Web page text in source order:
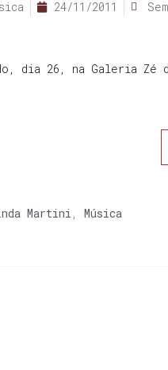
24/11/2011
dia 26, na Galeria Zé
Martini Música